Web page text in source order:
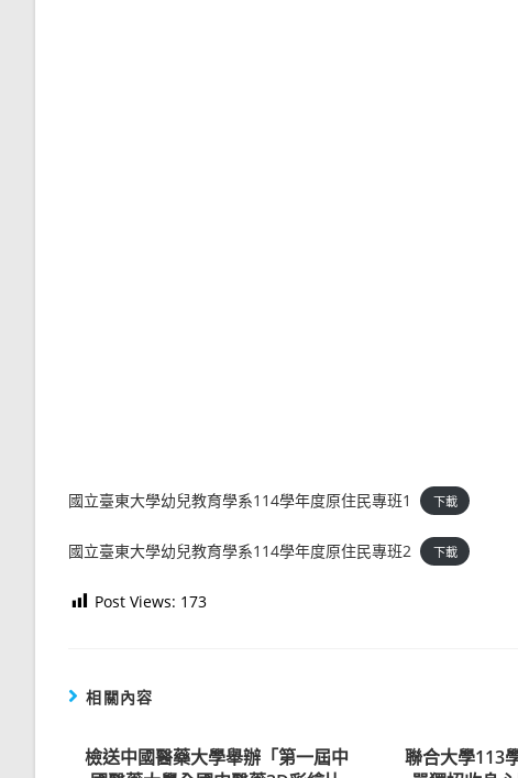
國立臺東大學幼兒教育學系114學年度原住民專班1 下載
國立臺東大學幼兒教育學系114學年度原住民專班2 下載
Post Views: 173
相關內容
檢送中國醫藥大學舉辦「第一屆中
聯合大學113